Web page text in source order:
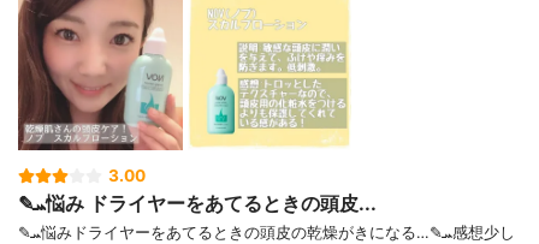
3.00
✎ܚ悩み ドライヤーをあてるときの頭皮...
✎ܚ悩みドライヤーをあてるときの頭皮の乾燥がきになる…✎ܚ感想少し